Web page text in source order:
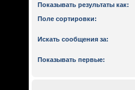
Показывать результаты как:
Поле сортировки:
Искать сообщения за:
Показывать первые: